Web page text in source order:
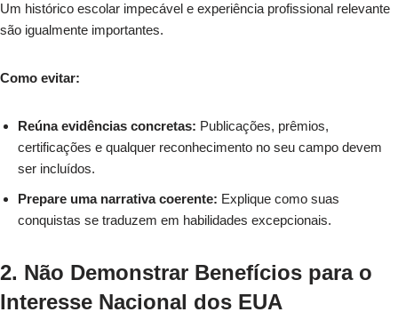
Um histórico escolar impecável e experiência profissional relevante
são igualmente importantes.
Como evitar:
Reúna evidências concretas: Publicações, prêmios,
certificações e qualquer reconhecimento no seu campo devem
ser incluídos.
Prepare uma narrativa coerente: Explique como suas
conquistas se traduzem em habilidades excepcionais.
2. Não Demonstrar Benefícios para o
Interesse Nacional dos EUA